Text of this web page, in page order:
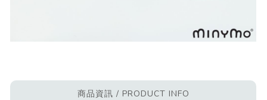
商品資訊 / PRODUCT INFO